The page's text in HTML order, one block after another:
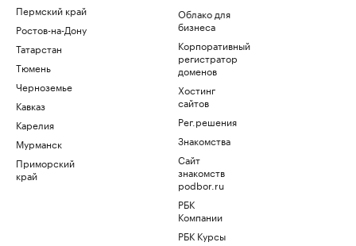
Пермский край
Ростов-на-Дону
Татарстан
Тюмень
Черноземье
Кавказ
Карелия
Мурманск
Приморский
край
Облако для
бизнеса
Корпоративный
регистратор
доменов
Хостинг
сайтов
Рег.решения
Знакомства
Сайт
знакомств
podbor.ru
РБК
Компании
РБК Курсы